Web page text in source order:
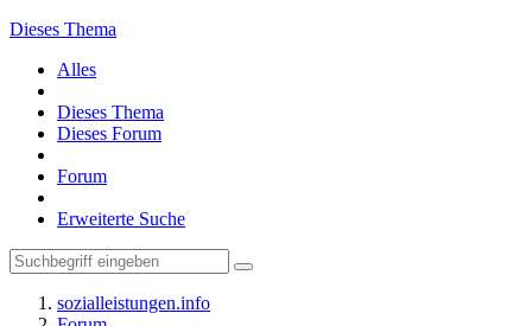
Dieses Thema
Alles
Dieses Thema
Dieses Forum
Forum
Erweiterte Suche
sozialleistungen.info